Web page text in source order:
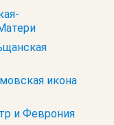
икона
и Феврония